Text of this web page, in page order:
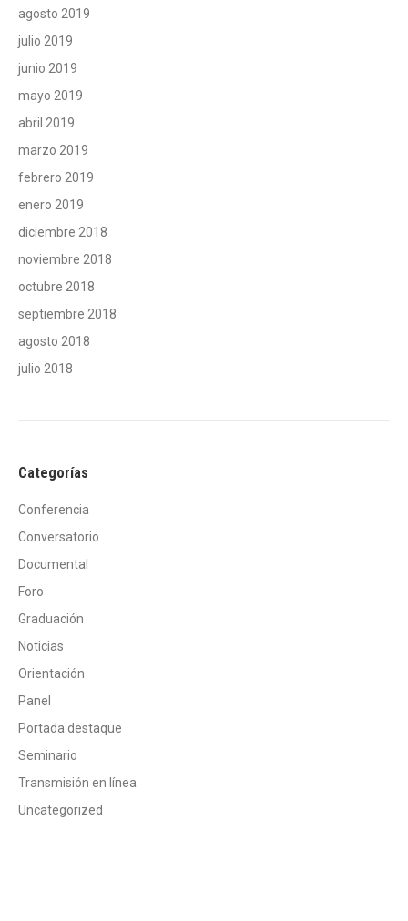
agosto 2019
julio 2019
junio 2019
mayo 2019
abril 2019
marzo 2019
febrero 2019
enero 2019
diciembre 2018
noviembre 2018
octubre 2018
septiembre 2018
agosto 2018
julio 2018
Categorías
Conferencia
Conversatorio
Documental
Foro
Graduación
Noticias
Orientación
Panel
Portada destaque
Seminario
Transmisión en línea
Uncategorized